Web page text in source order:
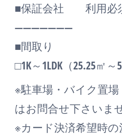
■保証会社 利用必
―――――――
■間取り
□1K～1LDK（25.25㎡～
※駐車場・バイク置
はお問合せ下さいませ
※カード決済希望時の